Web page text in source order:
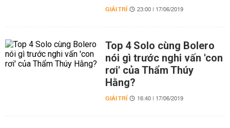
GIẢI TRÍ 23:00 | 17/06/2019
Top 4 Solo cùng Bolero
nói gì trước nghi vấn 'con
rơi' của Thẩm Thúy
Hằng?
GIẢI TRÍ 16:40 | 17/06/2019